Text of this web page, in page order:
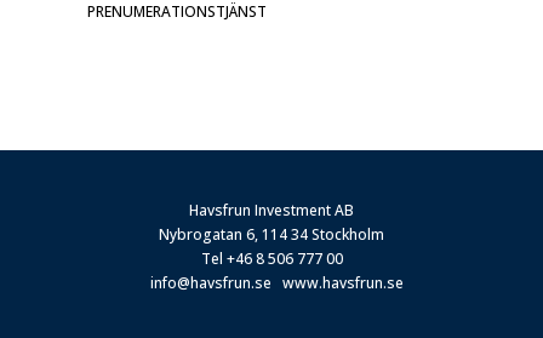
PRENUMERATIONSTJÄNST
Havsfrun Investment AB
Nybrogatan 6, 114 34 Stockholm
Tel +46 8 506 777 00
info@havsfrun.se www.havsfrun.se